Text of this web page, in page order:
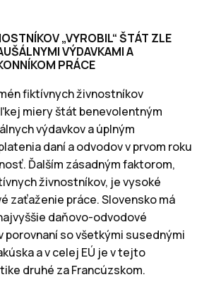
„VYROBIL“ ŠTÁT ZLE
VÝDAVKAMI A
PRÁCE
fiktívnych živnostníkov
miery štát benevolentným
výdavkov a úplným
daní a odvodov v prvom roku
Ďalším zásadným faktorom,
živnostníkov, je vysoké
zaťaženie práce. Slovensko má
daňovo-odvodové
porovnaní so všetkými susednými
a v celej EÚ je v tejto
druhé za Francúzskom.